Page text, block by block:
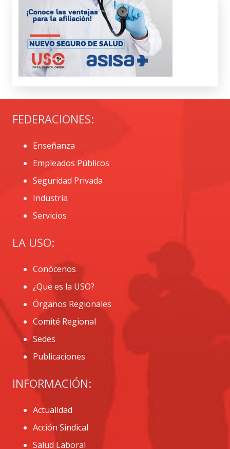
FEDERACIONES:
Enseñanza
Empleados Públicos
Seguridad Privada
Industria
Servicios
LA USO:
Conócenos
¿Que es la USO?
Órganos Regionales
Comité Regional
Sedes
Publicaciones
INFORMACIÓN:
Actualidad
Acción Sindical
Salud Laboral